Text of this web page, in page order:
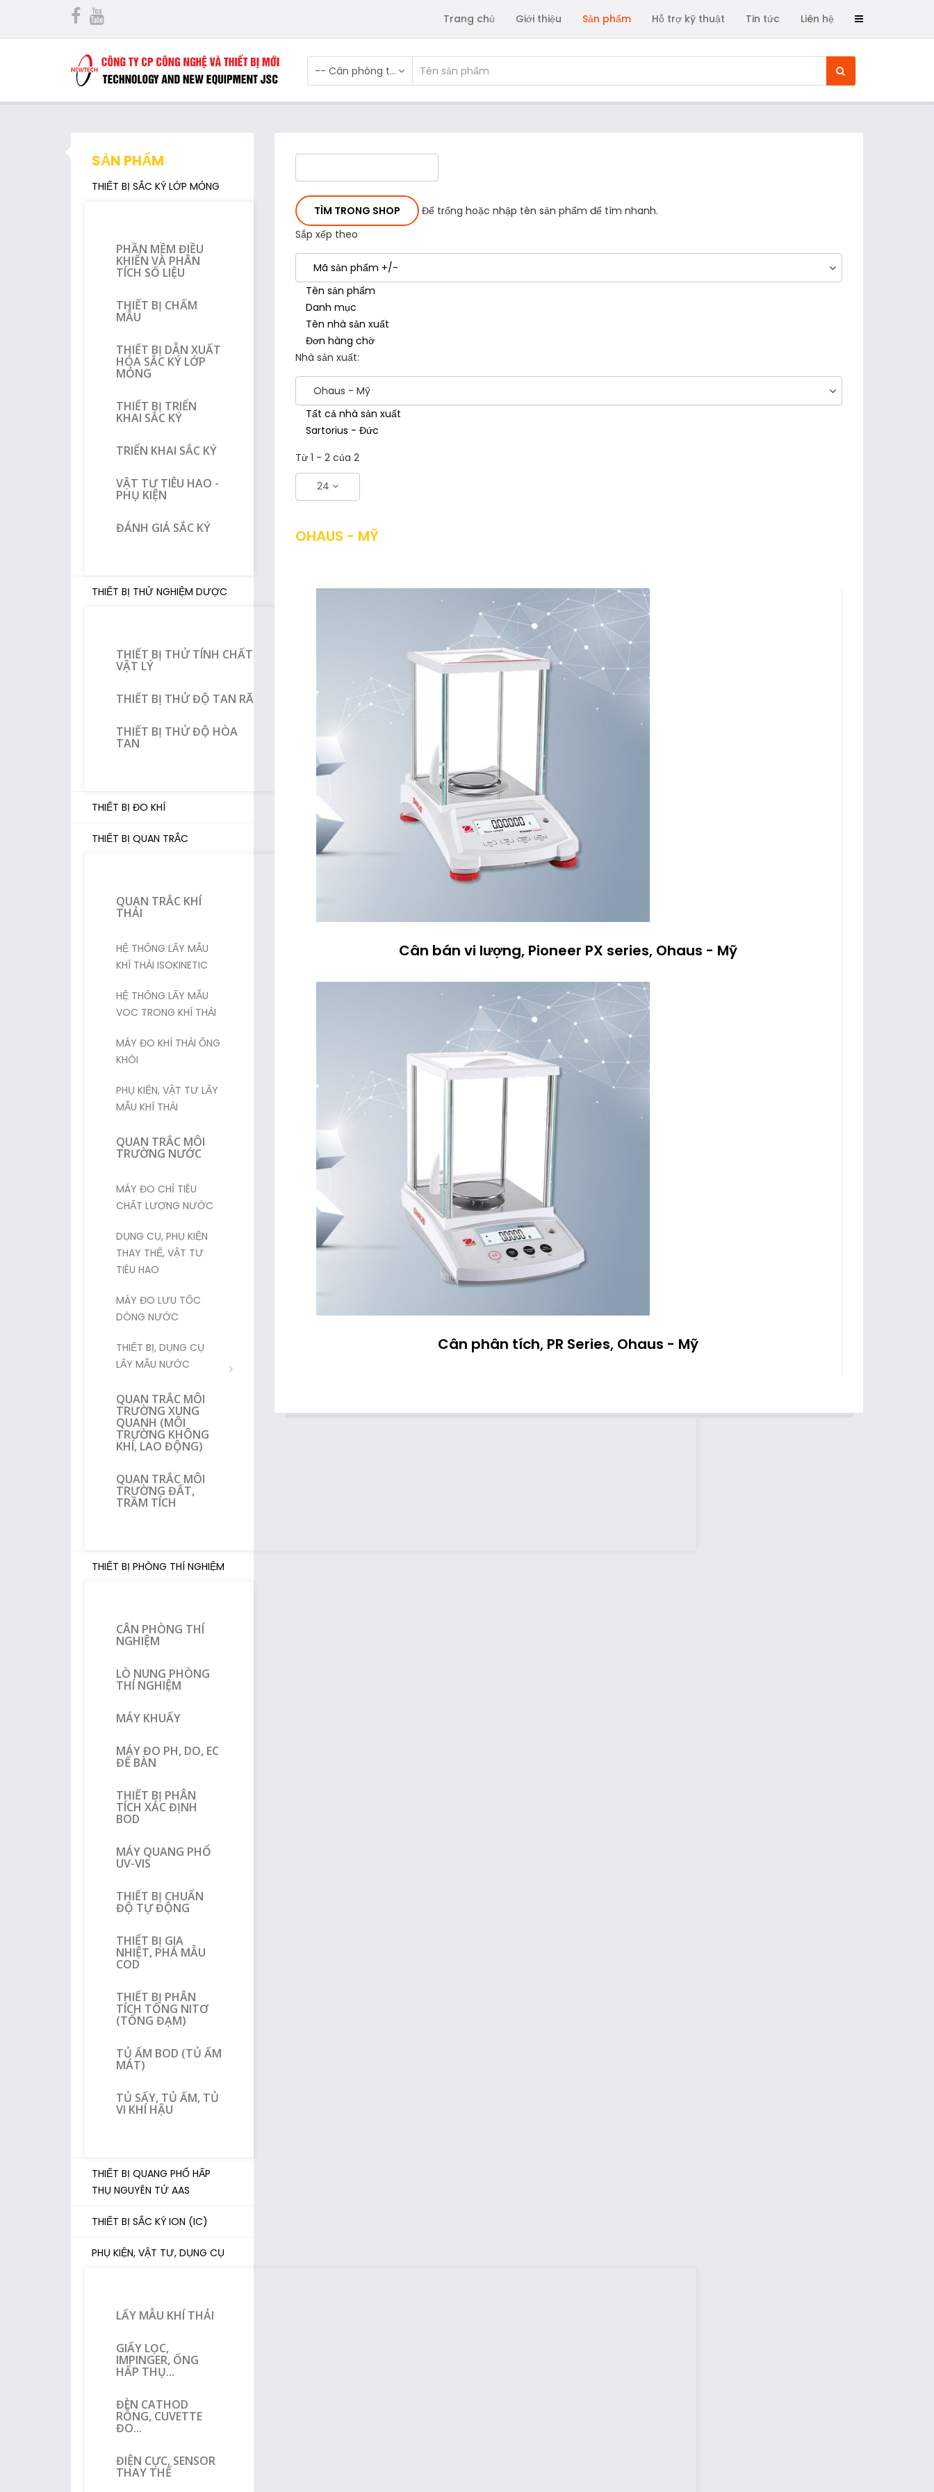
Trang chủ Giới thiệu Sản phẩm Hỗ trợ kỹ thuật Tin tức Liên hệ
-- Cân phòng thí nghiệm
SẢN PHẨM
THIẾT BỊ SẮC KÝ LỚP MỎNG
PHẦN MỀM ĐIỀU
KHIỂN VÀ PHÂN
TÍCH SỐ LIỆU
THIẾT BỊ CHẤM
MẪU
THIẾT BỊ DẪN XUẤT
HÓA SẮC KÝ LỚP
MỎNG
THIẾT BỊ TRIỂN
KHAI SẮC KÝ
TRIỂN KHAI SẮC KÝ
VẬT TƯ TIÊU HAO -
PHỤ KIỆN
ĐÁNH GIÁ SẮC KÝ
THIẾT BỊ THỬ NGHIỆM DƯỢC
THIẾT BỊ THỬ TÍNH CHẤT
VẬT LÝ
THIẾT BỊ THỬ ĐỘ TAN RÃ
THIẾT BỊ THỬ ĐỘ HÒA
TAN
THIẾT BỊ ĐO KHÍ
THIẾT BỊ QUAN TRẮC
QUAN TRẮC KHÍ
THẢI
HỆ THỐNG LẤY MẪU
KHÍ THẢI ISOKINETIC
HỆ THỐNG LẤY MẪU
VOC TRONG KHÍ THẢI
MÁY ĐO KHÍ THẢI ỐNG
KHÓI
PHỤ KIỆN, VẬT TƯ LẤY
MẪU KHÍ THẢI
QUAN TRẮC MÔI
TRƯỜNG NƯỚC
MÁY ĐO CHỈ TIÊU
CHẤT LƯỢNG NƯỚC
DỤNG CỤ, PHỤ KIỆN
THAY THẾ, VẬT TƯ
TIÊU HAO
MÁY ĐO LƯU TỐC
DÒNG NƯỚC
THIẾT BỊ, DỤNG CỤ
LẤY MẪU NƯỚC
QUAN TRẮC MÔI
TRƯỜNG XUNG
QUANH (MÔI
TRƯỜNG KHÔNG
KHÍ, LAO ĐỘNG)
QUAN TRẮC MÔI
TRƯỜNG ĐẤT,
TRẦM TÍCH
THIẾT BỊ PHÒNG THÍ NGHIỆM
CÂN PHÒNG THÍ
NGHIỆM
LÒ NUNG PHÒNG
THÍ NGHIỆM
MÁY KHUẤY
MÁY ĐO PH, DO, EC
ĐỂ BÀN
THIẾT BỊ PHÂN
TÍCH XÁC ĐỊNH
BOD
MÁY QUANG PHỔ
UV-VIS
THIẾT BỊ CHUẨN
ĐỘ TỰ ĐỘNG
THIẾT BỊ GIA
NHIỆT, PHÁ MẪU
COD
THIẾT BỊ PHÂN
TÍCH TỔNG NITƠ
(TỔNG ĐẠM)
TỦ ẤM BOD (TỦ ẤM
MÁT)
TỦ SẤY, TỦ ẤM, TỦ
VI KHÍ HẬU
THIẾT BỊ QUANG PHỔ HẤP
THỤ NGUYÊN TỬ AAS
THIẾT BỊ SẮC KÝ ION (IC)
PHỤ KIỆN, VẬT TƯ, DỤNG CỤ
LẤY MẪU KHÍ THẢI
GIẤY LỌC,
IMPINGER, ỐNG
HẤP THỤ...
ĐÈN CATHOD
RỖNG, CUVETTE
ĐO...
ĐIỆN CỰC, SENSOR
THAY THẾ
Để trống hoặc nhập tên sản phẩm để tìm nhanh.
Sắp xếp theo
Mã sản phẩm +/-
Tên sản phẩm
Danh mục
Tên nhà sản xuất
Đơn hàng chờ
Nhà sản xuất:
Ohaus - Mỹ
Tất cả nhà sản xuất
Sartorius - Đức
Từ 1 - 2 của 2
24
OHAUS - MỸ
Cân bán vi lượng, Pioneer PX series, Ohaus - Mỹ
Cân phân tích, PR Series, Ohaus - Mỹ